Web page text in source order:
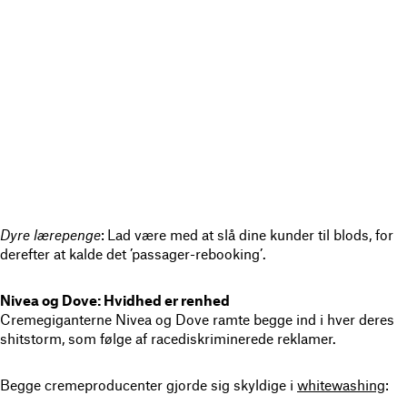
Dyre lærepenge:
Lad være med at slå dine kunder til blods, for
derefter at kalde det ’passager-rebooking’.
Nivea og Dove: Hvidhed er renhed
Cremegiganterne Nivea og Dove ramte begge ind i hver deres
shitstorm, som følge af racediskriminerede reklamer.
Begge cremeproducenter gjorde sig skyldige i whitewashing: